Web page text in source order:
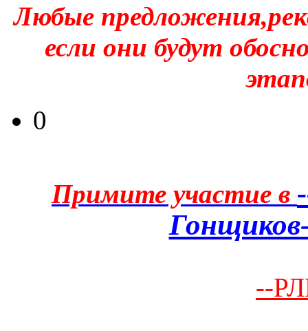
Любые
если они будут
0
Примите участие в
--